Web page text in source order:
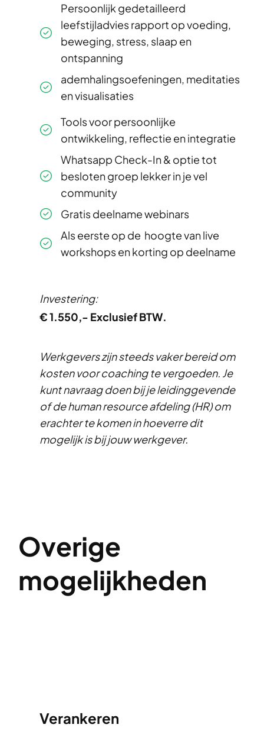
Persoonlijk gedetailleerd
leefstijladvies rapport op voeding,
beweging, stress, slaap en
ontspanning
ademhalingsoefeningen, meditaties
en visualisaties
Tools voor persoonlijke
ontwikkeling, reflectie en integratie
Whatsapp Check-In & optie tot
besloten groep lekker in je vel
community
Gratis deelname webinars
Als eerste op de hoogte van live
workshops en korting op deelname
Investering:
€ 1.550,- Exclusief BTW.
Werkgevers zijn steeds vaker bereid om
kosten voor coaching te vergoeden. Je
kunt navraag doen bij je leidinggevende
of de human resource afdeling (HR) om
erachter te komen in hoeverre dit
mogelijk is bij jouw werkgever.
Overige
mogelijkheden
Verankeren